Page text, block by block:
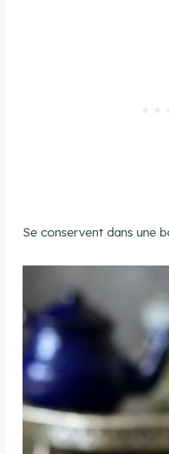
Se conservent dans une